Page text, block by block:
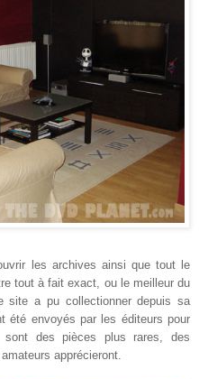
les archives ainsi que tout le
tout à fait exact, ou le meilleur du
site a pu collectionner depuis sa
été envoyés par les éditeurs pour
sont des pièces plus rares, des
apprécieront.